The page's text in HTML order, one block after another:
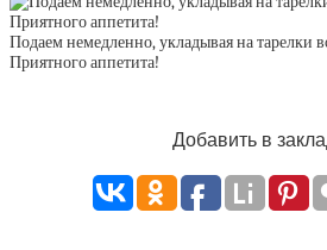
Подаем немедленно, укладывая на тарелки
Приятного аппетита!
Добавить в